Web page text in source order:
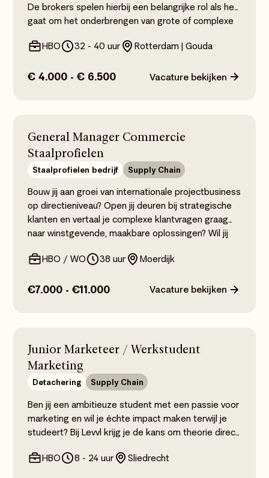
De brokers spelen hierbij een belangrijke rol als het
gaat om het onderbrengen van grote of complexe
assurantie en schadeverzekeringen voor bedrijven?
vinden van maatwerkoplossingen? Dan is deze
HBO 32 - 40 uur Rotterdam | Gouda
€ 4.000 - € 6.500 Vacature bekijken
General Manager Commercie
Staalprofielen
Staalprofielen bedrijf Supply Chain
Bouw jij aan groei van internationale projectbusiness
op directieniveau? Open jij deuren bij strategische
klanten en vertaal je complexe klantvragen graag
naar winstgevende, maakbare oplossingen? Wil jij
aan de MT-tafel zitten bij een geïntegreerde
Manager bij KS Profile geknipt voor jou.
HBO / WO 38 uur Moerdijk
€7.000 - €11.000 Vacature bekijken
Junior Marketeer / Werkstudent
Marketing
Detachering Supply Chain
Ben jij een ambitieuze student met een passie voor
marketing en wil je échte impact maken terwijl je
studeert? Bij Levvl krijg je de kans om theorie direct
HBO
8 - 24 uur Sliedrecht